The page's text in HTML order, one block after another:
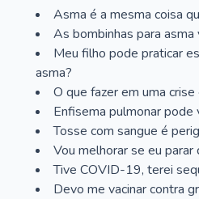
Asma é a mesma coisa
As bombinhas para asma
Meu filho pode praticar
asma?
O que fazer em uma
Enfisema pulmonar pode
Tosse com sangue é
Vou melhorar se eu parar
Tive COVID-19, terei
Devo me vacinar contra